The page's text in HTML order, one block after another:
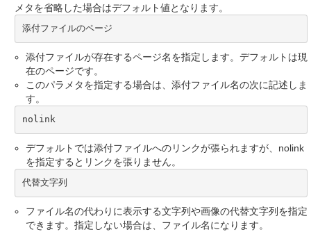
メタを省略した場合はデフォルト値となります。
添付ファイルのページ
添付ファイルが存在するページ名を指定します。デフォルトは現
在のページです。
このパラメタを指定する場合は、添付ファイル名の次に記述しま
す。
nolink
デフォルトでは添付ファイルへのリンクが張られますが、nolink
を指定するとリンクを張りません。
代替文字列
ファイル名の代わりに表示する文字列や画像の代替文字列を指定
できます。指定しない場合は、ファイル名になります。